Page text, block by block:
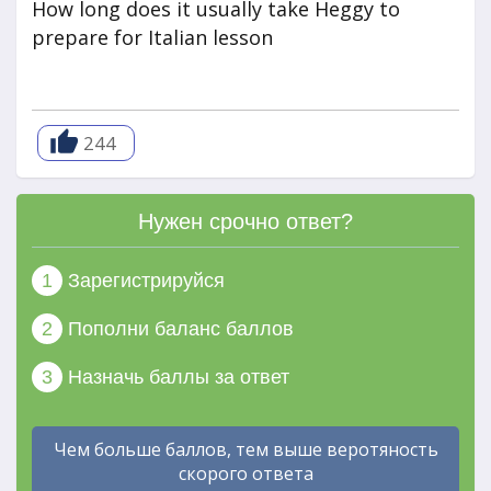
How long does it usually take Heggy to
prepare for Italian lesson
244
Нужен срочно ответ?
1 Зарегистрируйся
2 Пополни баланс баллов
3 Назначь баллы за ответ
Чем больше баллов, тем выше веротяность
скорого ответа